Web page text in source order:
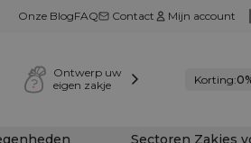
Onze BlogFAQ Contact Mijn account
Ontwerp uw
eigen zakje
Korting:
Sectoren Zakjes